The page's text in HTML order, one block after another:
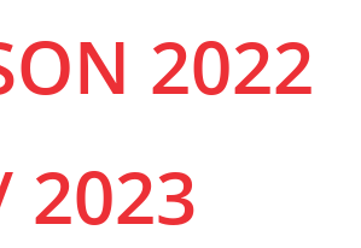
2022
2023